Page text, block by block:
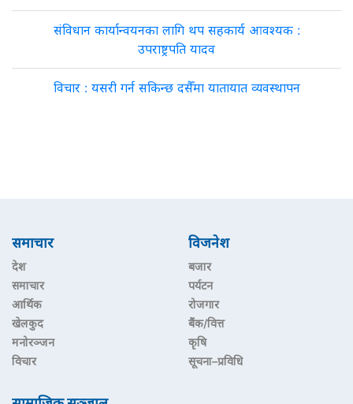
संविधान कार्यान्वयनका लागि थप सहकार्य आवश्यक :
उपराष्ट्रपति यादव
विचार : यसरी गर्न सकिन्छ दसैँमा यातायात व्यवस्थापन
समाचार
देश
समाचार
आर्थिक
खेलकुद
मनोरञ्जन
विचार
विजनेश
बजार
पर्यटन
रोजगार
बैंक/वित्त
कृषि
सूचना–प्रविधि